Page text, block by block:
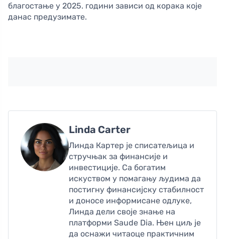
благостање у 2025. години зависи од корака које
данас предузимате.
Linda Carter
Линда Картер је списатељица и
стручњак за финансије и
инвестиције. Са богатим
искуством у помагању људима да
постигну финансијску стабилност
и доносе информисане одлуке,
Линда дели своје знање на
платформи Saude Dia. Њен циљ је
да оснажи читаоце практичним